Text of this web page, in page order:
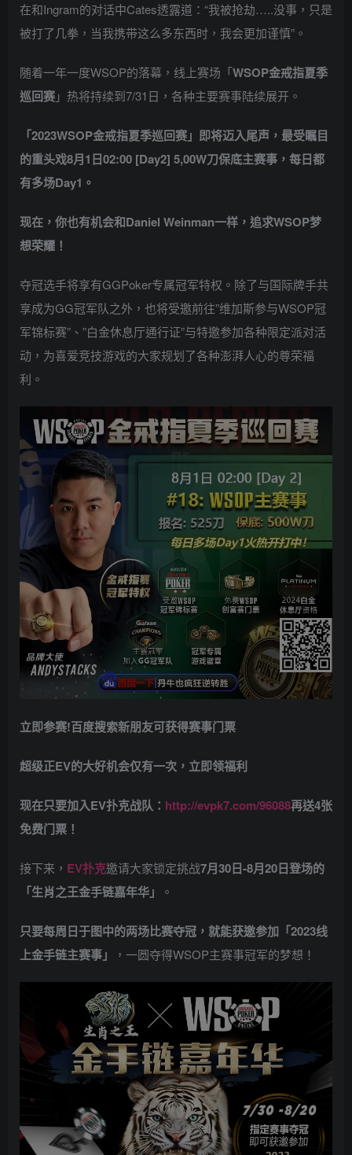
在和Ingram的对话中Cates透露道：“我被抢劫…..没事，只是
被打了几拳，当我携带这么多东西时，我会更加谨慎”。
随着一年一度WSOP的落幕，线上赛场「WSOP金戒指夏季
巡回赛」热将持续到7/31日，各种主要赛事陆续展开。
「2023WSOP金戒指夏季巡回赛」即将迈入尾声，最受瞩目
的重头戏8月1日02:00 [Day2] 5,00W刀保底主赛事，每日都
有多场Day1。
现在，你也有机会和Daniel Weinman一样，追求WSOP梦
想荣耀！
夺冠选手将享有GGPoker专属冠军特权。除了与国际牌手共
享成为GG冠军队之外，也将受邀前往”维加斯参与WSOP冠
军锦标赛”、”白金休息厅通行证”与特邀参加各种限定派对活
动，为喜爱竞技游戏的大家规划了各种澎湃人心的尊荣福
利。
立即参赛!百度搜索新朋友可获得赛事门票
超级正EV的大好机会仅有一次，立即领福利
现在只要加入EV扑克战队： http://evpk7.com/96088再送4张
免费门票！
接下来， EV扑克邀请大家锁定挑战7月30日-8月20日登场的
「生肖之王金手链嘉年华」
。
只要每周日于图中的两场比赛夺冠，就能获邀参加「2023线
上金手链主赛事」
，一圆夺得WSOP主赛事冠军的梦想！